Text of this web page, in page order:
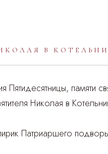
В
Пятидесятницы, памяти
Николая в
Патриаршего